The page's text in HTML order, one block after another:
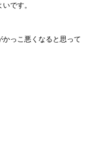
です。
っこ悪くなると思って